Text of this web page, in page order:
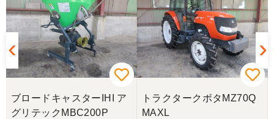
ブロードキャスターIHI ア
グリテックMBC200P
トラクタークボタMZ70Q
MAXL